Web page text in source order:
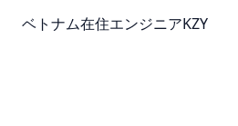
ベトナム在住エンジニアKZY